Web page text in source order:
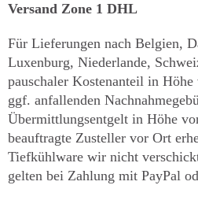
Versand Zone 1 DHL
Für Lieferungen nach Belgien,
Luxenburg, Niederlande,
pauschaler Kostenanteil in
ggf. anfallenden
Übermittlungsentgelt in Höhe
beauftragte Zusteller vor Ort
Tiefkühlware wir nicht
gelten bei Zahlung mit PayPal